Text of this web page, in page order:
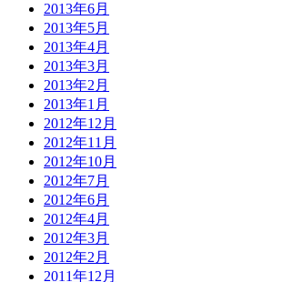
2013年6月
2013年5月
2013年4月
2013年3月
2013年2月
2013年1月
2012年12月
2012年11月
2012年10月
2012年7月
2012年6月
2012年4月
2012年3月
2012年2月
2011年12月